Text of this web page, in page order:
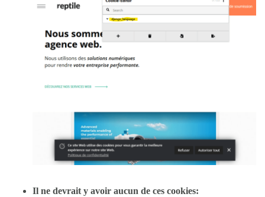
Il ne devrait y avoir aucun de ces cookies: